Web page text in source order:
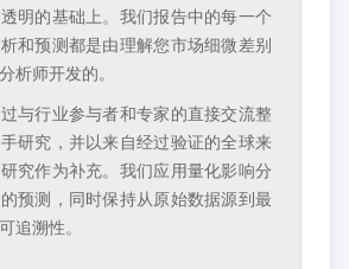
明的基础上。我们报告中的每一个
和预测都是由理解您市场细微差别
析师开发的。
与行业参与者和专家的直接交流整
研究，并以来自经过验证的全球来
究作为补充。我们应用量化影响分
预测，同时保持从原始数据源到最
追溯性。